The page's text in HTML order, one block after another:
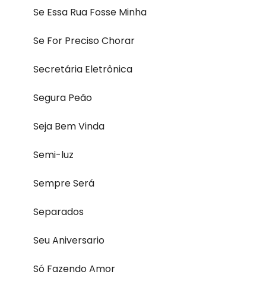
Se Essa Rua Fosse Minha
Se For Preciso Chorar
Secretária Eletrônica
Segura Peão
Seja Bem Vinda
Semi-luz
Sempre Será
Separados
Seu Aniversario
Só Fazendo Amor